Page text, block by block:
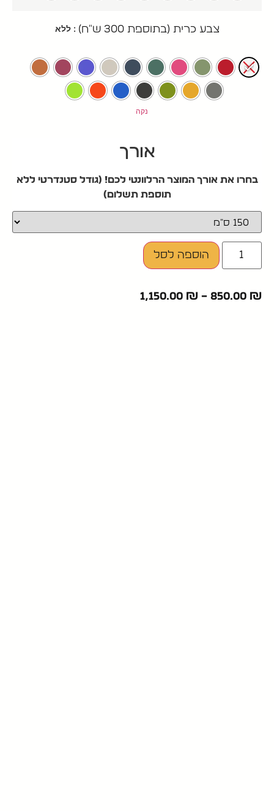
צבע כרית (בתוספת 300 ש"ח) : ללא
נקה
אורך
בחרו את אורך המוצר הרלוונטי לכם! (גודל סטנדרטי ללא
תוספת תשלום)
הוספה לסל
850.00 ₪
–
1,150.00 ₪